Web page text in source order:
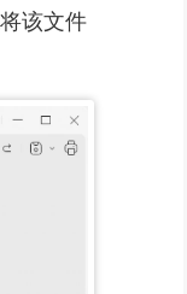
该文件